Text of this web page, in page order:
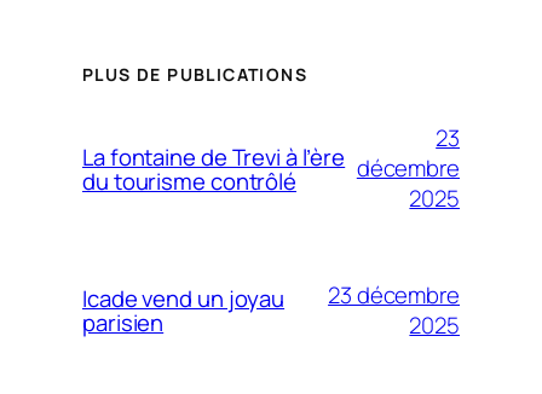
PLUS DE PUBLICATIONS
La fontaine de Trevi à l’ère
du tourisme contrôlé
23
décembre
2025
Icade vend un joyau
parisien
23 décembre
2025